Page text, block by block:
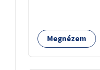
Megnézem